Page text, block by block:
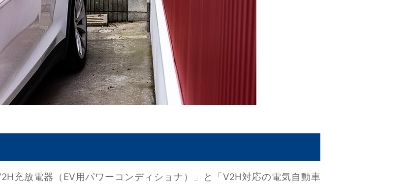
充放電器（EV用パワーコンディショナ）」と「V2H対応の電気自動車